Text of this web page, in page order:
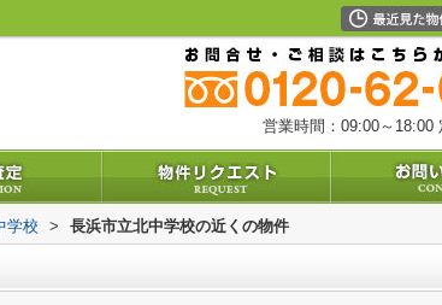
営業時間：09:00～18:00
学校 > 長浜市立北中学校の近くの物件